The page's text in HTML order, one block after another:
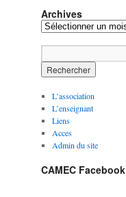
Archives
A
h
i
e
s
L’association
L’enseignant
Liens
Acces
Admin du site
CAMEC Facebook